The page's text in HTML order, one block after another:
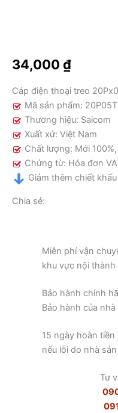
lượng
34,000 ₫
Cáp điện thoại treo
Mã sản phẩm: 20P05T
Thương hiệu: Saicom
Xuất xứ: Việt Nam
Chất lượng: Mới
Chứng từ: Hóa đơn
Giảm thêm chiết
Chia sẻ:
Miễn phí vận
khu vực nội thành
Bảo hành chính
Bảo hành của
15 ngày hoàn tiền
nếu lỗi do nhà
Tư